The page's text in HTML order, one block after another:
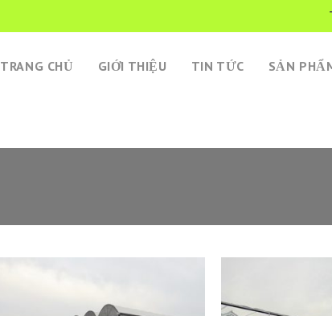
TRANG CHỦ GIỚI THIỆU TIN TỨC SẢN